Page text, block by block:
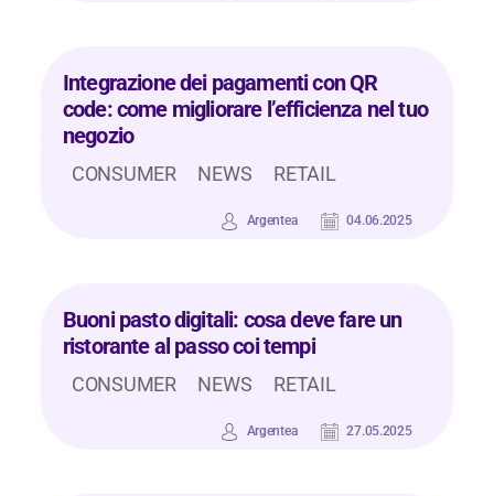
Integrazione dei pagamenti con QR
code: come migliorare l’efficienza nel tuo
negozio
CONSUMER NEWS RETAIL
Argentea 04.06.2025
Buoni pasto digitali: cosa deve fare un
ristorante al passo coi tempi
CONSUMER NEWS RETAIL
Argentea 27.05.2025